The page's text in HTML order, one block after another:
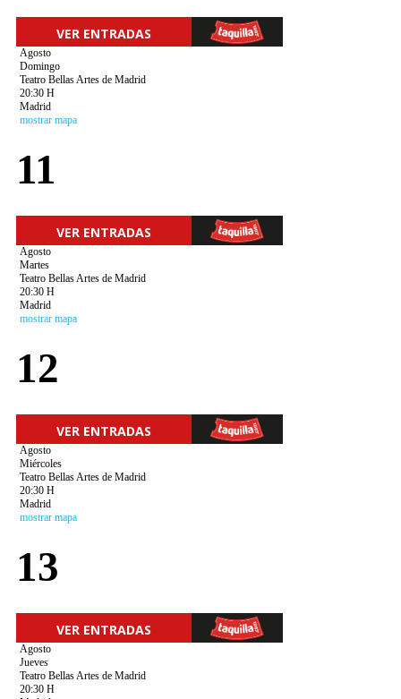
VER ENTRADAS
Agosto
Domingo
Teatro Bellas Artes de Madrid
20:30 H
Madrid
mostrar mapa
11
VER ENTRADAS
Agosto
Martes
Teatro Bellas Artes de Madrid
20:30 H
Madrid
mostrar mapa
12
VER ENTRADAS
Agosto
Miércoles
Teatro Bellas Artes de Madrid
20:30 H
Madrid
mostrar mapa
13
VER ENTRADAS
Agosto
Jueves
Teatro Bellas Artes de Madrid
20:30 H